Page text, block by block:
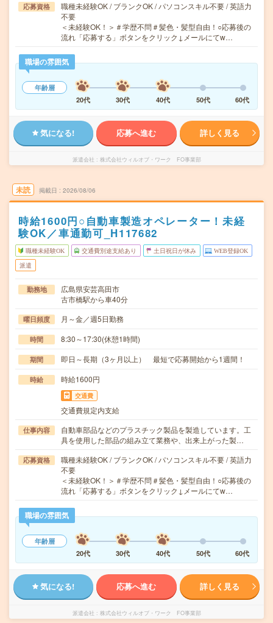
応募資格
職種未経験OK / ブランクOK / パソコンスキル不要 / 英語力
不要
＜未経験OK！＞＃学歴不問＃髪色・髪型自由！○応募後の
流れ「応募する」ボタンをクリック↓メールにてw…
職場の雰囲気
年齢層
20代
30代 40代 50代 60代
気になる! 応募へ進む 詳しく見る
派遣会社 株式会社ウィルオブ・ワーク FO事業部
未読 掲載日 2026/08/06
時給1600円○自動車製造オペレーター！未経
験OK／車通勤可_H117682
職種未経験OK 交通費別途支給あり 土日祝日が休み WEB登録OK
派遣
勤務地
広島県安芸高田市
古市橋駅から車40分
曜日頻度 月～金／週5日勤務
時間 8:30～17:30(休憩1時間)
期間 即日～長期（3ヶ月以上） 最短で応募開始から1週間！
時給 時給1600円
交通費
交通費規定内支給
仕事内容
自動車部品などのプラスチック製品を製造しています。工
具を使用した部品の組み立て業務や、出来上がった製…
応募資格
職種未経験OK / ブランクOK / パソコンスキル不要 / 英語力
不要
＜未経験OK！＞＃学歴不問＃髪色・髪型自由！○応募後の
流れ「応募する」ボタンをクリック↓メールにてw…
職場の雰囲気
年齢層
20代
30代 40代 50代 60代
気になる! 応募へ進む 詳しく見る
派遣会社 株式会社ウィルオブ・ワーク FO事業部